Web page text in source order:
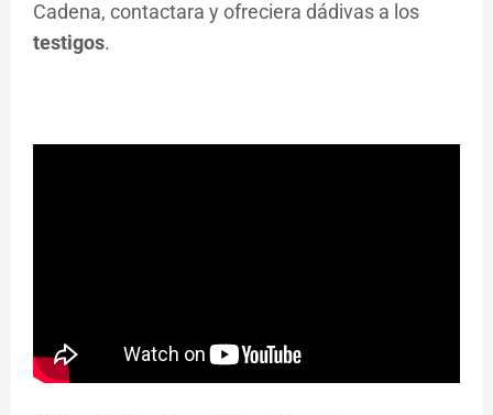
Cadena, contactara y ofreciera dádivas a los
testigos.